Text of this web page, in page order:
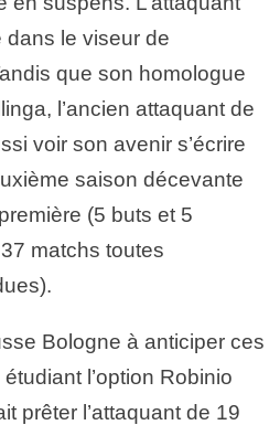
le viseur de
que son homologue
l’ancien attaquant de
voir son avenir s’écrire
saison décevante
(5 buts et 5
matchs toutes
Bologne à anticiper ces
l’option Robinio
prêter l’attaquant de 19